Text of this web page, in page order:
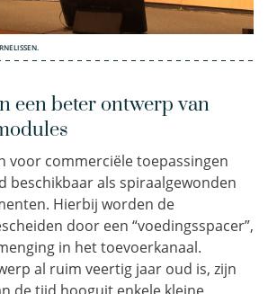
een beter ontwerp van
voor commerciële toepassingen
beschikbaar als spiraalgewonden
Hierbij worden de
door een “voedingsspacer”,
in het toevoerkanaal.
al ruim veertig jaar oud is, zijn